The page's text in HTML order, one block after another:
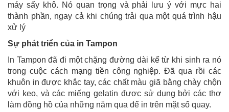
máy sấy khô. Nó quan trọng và phải lưu ý với mực hai
thành phần, ngay cả khi chúng trải qua một quá trình hậu
xử lý
Sự phát triển của in Tampon
In Tampon đã đi một chặng đường dài kể từ khi sinh ra nó
trong cuộc cách mạng tiền công nghiệp. Đã qua rồi các
khuôn in được khắc tay, các chất màu giã bằng chày chộn
với keo, và các miếng gelatin được sử dụng bởi các thợ
làm đồng hồ của những năm qua để in trên mặt số quay.